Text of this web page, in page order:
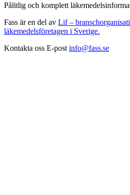
Pålitlig och komplett
Fass är en del av Lif –
läkemedelsföretagen i Sverige.
Kontakta oss E-post info@fass.se